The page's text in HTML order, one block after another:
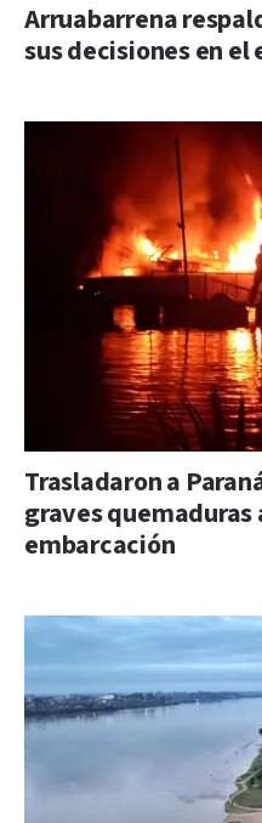
Arruabarrena
sus decisiones en el
Trasladaron a
graves quemaduras
embarcación